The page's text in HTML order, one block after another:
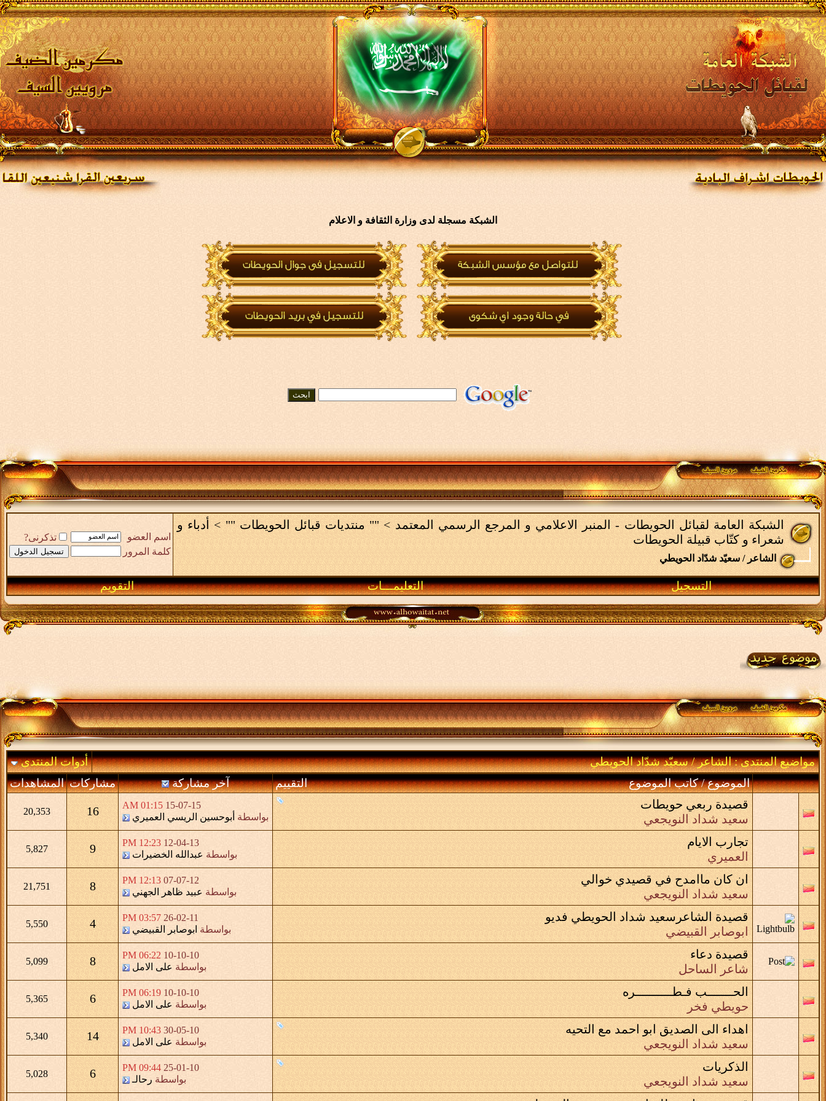
الشبكة مسجلة لدى وزارة الثقافة و الاعلام
الشبكة العامة لقبائل الحويطات - المنبر الاعلامي و المرجع الرسمي المعتمد > "" منتديات قبائل الحويطات "" > أدباء و
شعراء و كتّاب قبيلة الحويطات
الشاعر / سعيّد شدّاد الحويطي
اسم العضو
تذكرنى?
كلمة المرور
التسجيل التعليمـــات التقويم
مواضيع المنتدى: الشاعر / سعيّد شدّاد الحويطي
أدوات المنتدى
التقييم
الموضوع/كاتب الموضوع آخر مشاركة مشاركات المشاهدات
قصيدة ربعي حويطات
سعيد شداد النويجعي
15-07-15
01:15 AM
بواسطة أبوحسين الريسي العميري 16
20,353
تجارب الايام
العميري
12-04-13
12:23 PM
بواسطة عبدالله الخضيرات 9
5,827
ان كان ماامدح في قصيدي خوالي
سعيد شداد النويجعي
07-07-12
12:13 PM
بواسطة عبيد ظاهر الجهني 8
21,751
قصيدة الشاعرسعيد شداد الحويطي فديو
ابوصابر القبيضي
26-02-11
03:57 PM
بواسطة ابوصابر القبيضي 4
5,550
قصيدة دعاء
شاعر الساحل
10-10-10
06:22 PM
بواسطة على الامل 8
5,099
الحـــــــب فـطــــــــــره
حويطي فخر
10-10-10
06:19 PM
بواسطة على الامل 6
5,365
اهداء الى الصديق ابو احمد مع التحيه
سعيد شداد النويجعي
30-05-10
10:43 PM
بواسطة على الامل 14
5,340
الذكريات
سعيد شداد النويجعي
25-01-10
09:44 PM
بواسطة رحالـ 6
5,028